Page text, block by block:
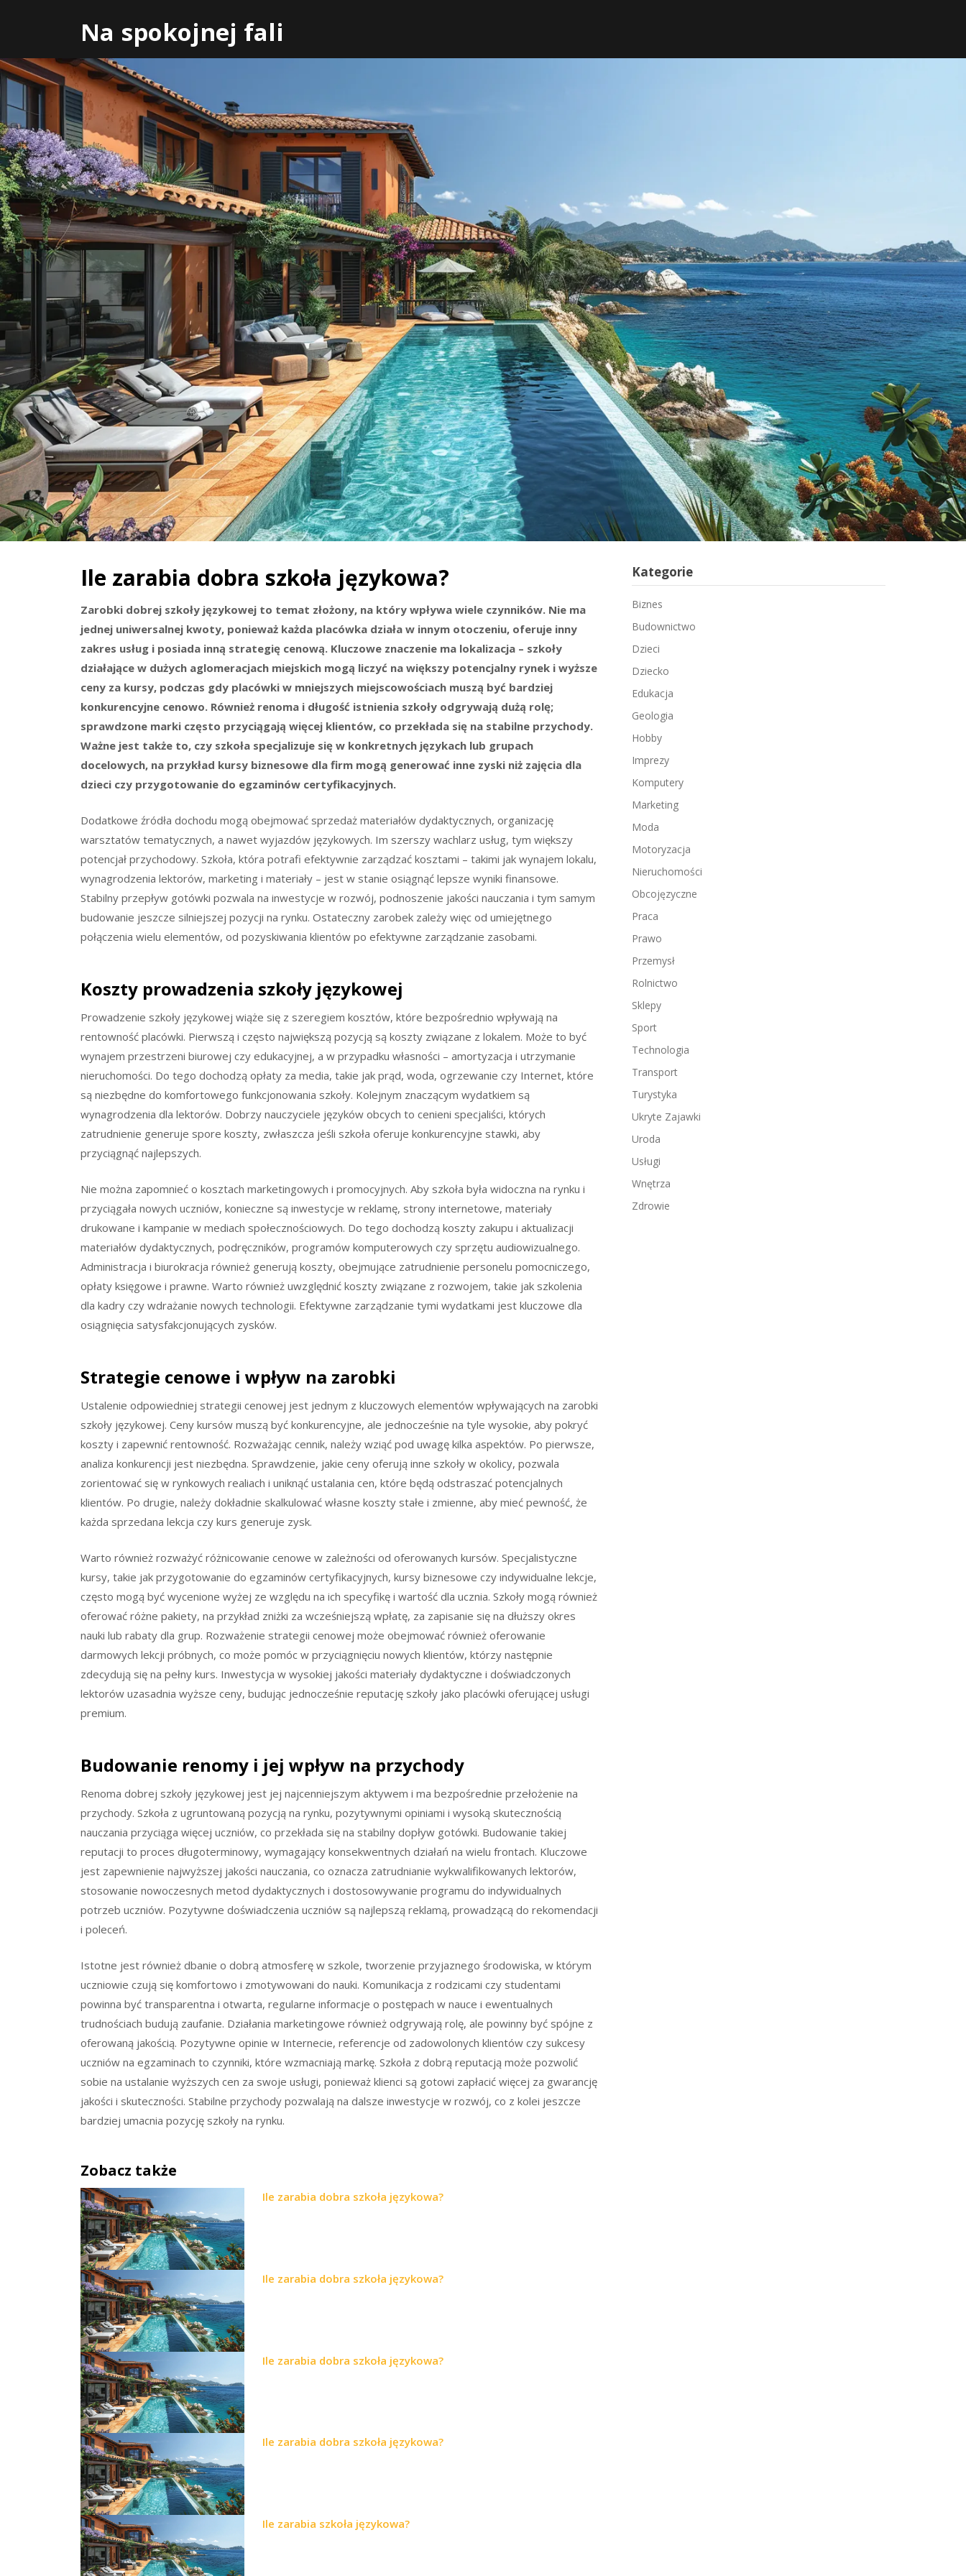
Na spokojnej fali
Ile zarabia dobra szkoła językowa?
Zarobki dobrej szkoły językowej to temat złożony, na który wpływa wiele czynników. Nie ma
jednej uniwersalnej kwoty, ponieważ każda placówka działa w innym otoczeniu, oferuje inny
zakres usług i posiada inną strategię cenową. Kluczowe znaczenie ma lokalizacja – szkoły
działające w dużych aglomeracjach miejskich mogą liczyć na większy potencjalny rynek i wyższe
ceny za kursy, podczas gdy placówki w mniejszych miejscowościach muszą być bardziej
konkurencyjne cenowo. Również renoma i długość istnienia szkoły odgrywają dużą rolę;
sprawdzone marki często przyciągają więcej klientów, co przekłada się na stabilne przychody.
Ważne jest także to, czy szkoła specjalizuje się w konkretnych językach lub grupach
docelowych, na przykład kursy biznesowe dla firm mogą generować inne zyski niż zajęcia dla
dzieci czy przygotowanie do egzaminów certyfikacyjnych.
Dodatkowe źródła dochodu mogą obejmować sprzedaż materiałów dydaktycznych, organizację
warsztatów tematycznych, a nawet wyjazdów językowych. Im szerszy wachlarz usług, tym większy
potencjał przychodowy. Szkoła, która potrafi efektywnie zarządzać kosztami – takimi jak wynajem lokalu,
wynagrodzenia lektorów, marketing i materiały – jest w stanie osiągnąć lepsze wyniki finansowe.
Stabilny przepływ gotówki pozwala na inwestycje w rozwój, podnoszenie jakości nauczania i tym samym
budowanie jeszcze silniejszej pozycji na rynku. Ostateczny zarobek zależy więc od umiejętnego
połączenia wielu elementów, od pozyskiwania klientów po efektywne zarządzanie zasobami.
Koszty prowadzenia szkoły językowej
Prowadzenie szkoły językowej wiąże się z szeregiem kosztów, które bezpośrednio wpływają na
rentowność placówki. Pierwszą i często największą pozycją są koszty związane z lokalem. Może to być
wynajem przestrzeni biurowej czy edukacyjnej, a w przypadku własności – amortyzacja i utrzymanie
nieruchomości. Do tego dochodzą opłaty za media, takie jak prąd, woda, ogrzewanie czy Internet, które
są niezbędne do komfortowego funkcjonowania szkoły. Kolejnym znaczącym wydatkiem są
wynagrodzenia dla lektorów. Dobrzy nauczyciele języków obcych to cenieni specjaliści, których
zatrudnienie generuje spore koszty, zwłaszcza jeśli szkoła oferuje konkurencyjne stawki, aby
przyciągnąć najlepszych.
Nie można zapomnieć o kosztach marketingowych i promocyjnych. Aby szkoła była widoczna na rynku i
przyciągała nowych uczniów, konieczne są inwestycje w reklamę, strony internetowe, materiały
drukowane i kampanie w mediach społecznościowych. Do tego dochodzą koszty zakupu i aktualizacji
materiałów dydaktycznych, podręczników, programów komputerowych czy sprzętu audiowizualnego.
Administracja i biurokracja również generują koszty, obejmujące zatrudnienie personelu pomocniczego,
opłaty księgowe i prawne. Warto również uwzględnić koszty związane z rozwojem, takie jak szkolenia
dla kadry czy wdrażanie nowych technologii. Efektywne zarządzanie tymi wydatkami jest kluczowe dla
osiągnięcia satysfakcjonujących zysków.
Strategie cenowe i wpływ na zarobki
Ustalenie odpowiedniej strategii cenowej jest jednym z kluczowych elementów wpływających na zarobki
szkoły językowej. Ceny kursów muszą być konkurencyjne, ale jednocześnie na tyle wysokie, aby pokryć
koszty i zapewnić rentowność. Rozważając cennik, należy wziąć pod uwagę kilka aspektów. Po pierwsze,
analiza konkurencji jest niezbędna. Sprawdzenie, jakie ceny oferują inne szkoły w okolicy, pozwala
zorientować się w rynkowych realiach i uniknąć ustalania cen, które będą odstraszać potencjalnych
klientów. Po drugie, należy dokładnie skalkulować własne koszty stałe i zmienne, aby mieć pewność, że
każda sprzedana lekcja czy kurs generuje zysk.
Warto również rozważyć różnicowanie cenowe w zależności od oferowanych kursów. Specjalistyczne
kursy, takie jak przygotowanie do egzaminów certyfikacyjnych, kursy biznesowe czy indywidualne lekcje,
często mogą być wycenione wyżej ze względu na ich specyfikę i wartość dla ucznia. Szkoły mogą również
oferować różne pakiety, na przykład zniżki za wcześniejszą wpłatę, za zapisanie się na dłuższy okres
nauki lub rabaty dla grup. Rozważenie strategii cenowej może obejmować również oferowanie
darmowych lekcji próbnych, co może pomóc w przyciągnięciu nowych klientów, którzy następnie
zdecydują się na pełny kurs. Inwestycja w wysokiej jakości materiały dydaktyczne i doświadczonych
lektorów uzasadnia wyższe ceny, budując jednocześnie reputację szkoły jako placówki oferującej usługi
premium.
Budowanie renomy i jej wpływ na przychody
Renoma dobrej szkoły językowej jest jej najcenniejszym aktywem i ma bezpośrednie przełożenie na
przychody. Szkoła z ugruntowaną pozycją na rynku, pozytywnymi opiniami i wysoką skutecznością
nauczania przyciąga więcej uczniów, co przekłada się na stabilny dopływ gotówki. Budowanie takiej
reputacji to proces długoterminowy, wymagający konsekwentnych działań na wielu frontach. Kluczowe
jest zapewnienie najwyższej jakości nauczania, co oznacza zatrudnianie wykwalifikowanych lektorów,
stosowanie nowoczesnych metod dydaktycznych i dostosowywanie programu do indywidualnych
potrzeb uczniów. Pozytywne doświadczenia uczniów są najlepszą reklamą, prowadzącą do rekomendacji
i poleceń.
Istotne jest również dbanie o dobrą atmosferę w szkole, tworzenie przyjaznego środowiska, w którym
uczniowie czują się komfortowo i zmotywowani do nauki. Komunikacja z rodzicami czy studentami
powinna być transparentna i otwarta, regularne informacje o postępach w nauce i ewentualnych
trudnościach budują zaufanie. Działania marketingowe również odgrywają rolę, ale powinny być spójne z
oferowaną jakością. Pozytywne opinie w Internecie, referencje od zadowolonych klientów czy sukcesy
uczniów na egzaminach to czynniki, które wzmacniają markę. Szkoła z dobrą reputacją może pozwolić
sobie na ustalanie wyższych cen za swoje usługi, ponieważ klienci są gotowi zapłacić więcej za gwarancję
jakości i skuteczności. Stabilne przychody pozwalają na dalsze inwestycje w rozwój, co z kolei jeszcze
bardziej umacnia pozycję szkoły na rynku.
Zobacz także
Ile zarabia dobra szkoła językowa?
Ile zarabia dobra szkoła językowa?
Ile zarabia dobra szkoła językowa?
Ile zarabia dobra szkoła językowa?
Ile zarabia szkoła językowa?
Kategorie
Biznes
Budownictwo
Dzieci
Dziecko
Edukacja
Geologia
Hobby
Imprezy
Komputery
Marketing
Moda
Motoryzacja
Nieruchomości
Obcojęzyczne
Praca
Prawo
Przemysł
Rolnictwo
Sklepy
Sport
Technologia
Transport
Turystyka
Ukryte Zajawki
Uroda
Usługi
Wnętrza
Zdrowie